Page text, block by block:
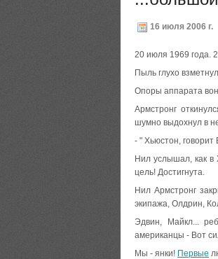
16 июля 2006 г.
20 июля 1969 года.
Пыль глухо
Опоры аппарата
Армстронг
шумно выдохнул в
- " Хьюстон,
Нил услышал, как в
цель! Достигнута.
Нил Армстронг
экипажа, Олдрин,
Эдвин, Майкл...
американцы - Вот
Мы - янки! Первые